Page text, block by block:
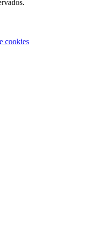
cookies